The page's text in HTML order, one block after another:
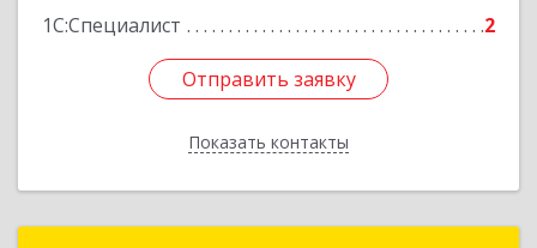
1С:Специалист
2
Отправить заявку
Показать контакты
Отправить заявку
Назад